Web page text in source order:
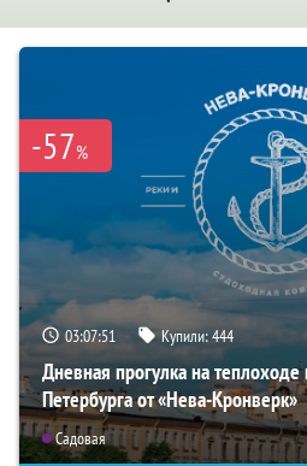
-57%
03:07:49 Купили:444
Дневная прогулка на
Петербурга от «Нева-Кронверк»
Садовая